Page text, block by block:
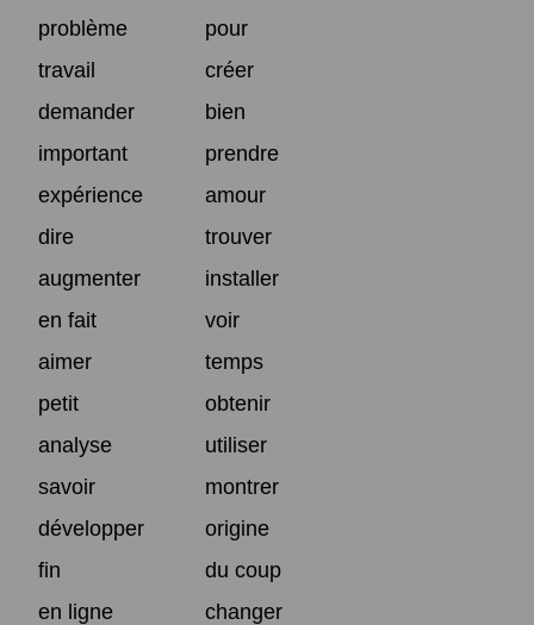
problème
pour
travail
créer
demander
bien
important
prendre
expérience
amour
dire
trouver
augmenter
installer
en fait
voir
aimer
temps
petit
obtenir
analyse
utiliser
savoir
montrer
développer
origine
fin
du coup
en ligne
changer